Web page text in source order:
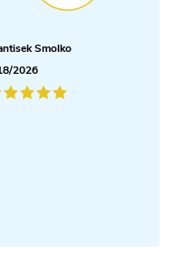
Smolko
2026